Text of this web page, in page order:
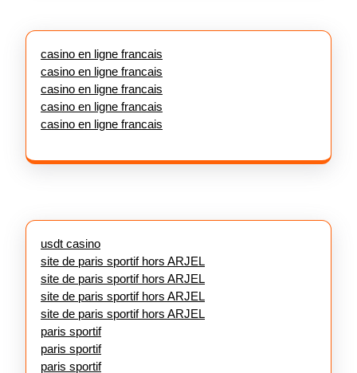
casino en ligne francais
casino en ligne francais
casino en ligne francais
casino en ligne francais
casino en ligne francais
usdt casino
site de paris sportif hors ARJEL
site de paris sportif hors ARJEL
site de paris sportif hors ARJEL
site de paris sportif hors ARJEL
paris sportif
paris sportif
paris sportif